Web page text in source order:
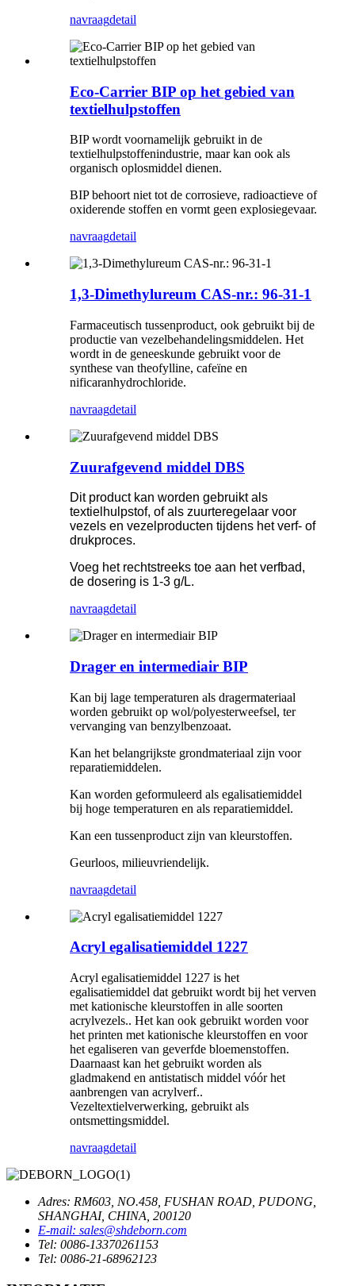
navraagdetail
Eco-Carrier BIP op het gebied van
textielhulpstoffen
BIP wordt voornamelijk gebruikt in de
textielhulpstoffenindustrie, maar kan ook als
organisch oplosmiddel dienen.
BIP behoort niet tot de corrosieve, radioactieve of
oxiderende stoffen en vormt geen explosiegevaar.
navraagdetail
1,3-Dimethylureum CAS-nr.: 96-31-1
Farmaceutisch tussenproduct, ook gebruikt bij de
productie van vezelbehandelingsmiddelen. Het
wordt in de geneeskunde gebruikt voor de
synthese van theofylline, cafeïne en
nificaranhydrochloride.
navraagdetail
Zuurafgevend middel DBS
Dit product kan worden gebruikt als
textielhulpstof, of als zuurteregelaar voor
vezels en vezelproducten tijdens het verf- of
drukproces.
Voeg het rechtstreeks toe aan het verfbad,
de dosering is 1-3 g/L.
navraagdetail
Drager en intermediair BIP
Kan bij lage temperaturen als dragermateriaal
worden gebruikt op wol/polyesterweefsel, ter
vervanging van benzylbenzoaat.
Kan het belangrijkste grondmateriaal zijn voor
reparatiemiddelen.
Kan worden geformuleerd als egalisatiemiddel
bij hoge temperaturen en als reparatiemiddel.
Kan een tussenproduct zijn van kleurstoffen.
Geurloos, milieuvriendelijk.
navraagdetail
Acryl egalisatiemiddel 1227
Acryl egalisatiemiddel 1227 is het
egalisatiemiddel dat gebruikt wordt bij het verven
met kationische kleurstoffen in alle soorten
acrylvezels.. Het kan ook gebruikt worden voor
het printen met kationische kleurstoffen en voor
het egaliseren van geverfde bloemenstoffen.
Daarnaast kan het gebruikt worden als
gladmakend en antistatisch middel vóór het
aanbrengen van acrylverf..
Vezeltextielverwerking, gebruikt als
ontsmettingsmiddel.
navraagdetail
Adres: RM603, NO.458, FUSHAN ROAD, PUDONG,
SHANGHAI, CHINA, 200120
E-mail: sales@shdeborn.com
Tel: 0086-13370261153
Tel: 0086-21-68962123